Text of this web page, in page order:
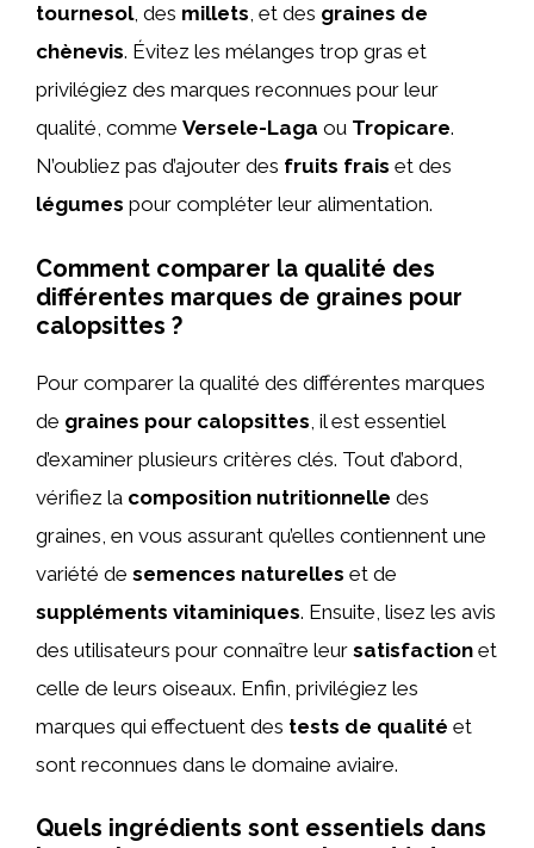
tournesol, des millets, et des graines de
chènevis. Évitez les mélanges trop gras et
privilégiez des marques reconnues pour leur
qualité, comme Versele-Laga ou Tropicare.
N’oubliez pas d’ajouter des fruits frais et des
légumes pour compléter leur alimentation.
Comment comparer la qualité des
différentes marques de graines pour
calopsittes ?
Pour comparer la qualité des différentes marques
de graines pour calopsittes , il est essentiel
d’examiner plusieurs critères clés. Tout d’abord,
vérifiez la composition nutritionnelle des
graines, en vous assurant qu’elles contiennent une
variété de semences naturelles et de
suppléments vitaminiques. Ensuite, lisez les avis
des utilisateurs pour connaître leur satisfaction et
celle de leurs oiseaux. Enfin, privilégiez les
marques qui effectuent des tests de qualité et
sont reconnues dans le domaine aviaire.
Quels ingrédients sont essentiels dans